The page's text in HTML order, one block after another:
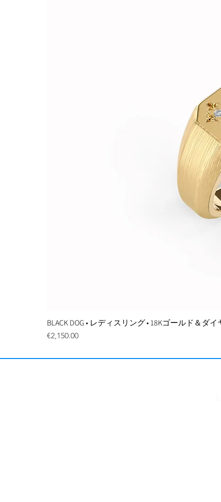
BLACK DOG • レディスリング • 18Kゴールド＆ダ
価格
€2,150.00